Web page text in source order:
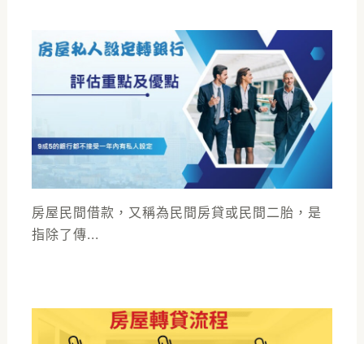
房屋民間借款，又稱為民間房貸或民間二胎，是
指除了傳...